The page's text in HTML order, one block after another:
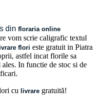
din floraria online
vom scrie caligrafic textul
flori este gratuit in Piatra
astfel incat florile sa
In functie de stoc si de
cu livrare gratuită!